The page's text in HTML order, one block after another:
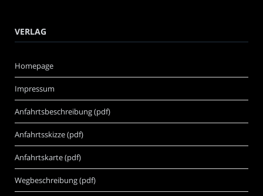
VERLAG
Homepage
Impressum
Anfahrtsbeschreibung (pdf)
Anfahrtsskizze (pdf)
Anfahrtskarte (pdf)
Wegbeschreibung (pdf)